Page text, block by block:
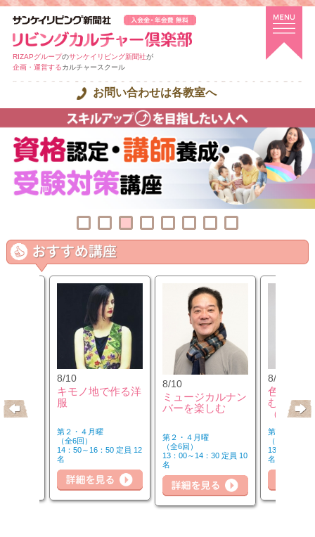
RIZAPグループのサンケイリビング新聞社が
企画・運営するカルチャースクール
お問い合わせは各教室へ
8/10
キモノ地で作る洋
服
第２・４月曜
（全6回）
14：50～16：50 定員 12
名
8/10
ミュージカルナン
バーを楽しむ
第２・４月曜
（全6回）
13：00～14：30 定員 10
名
8/12
色のチカ
むカラー
（第2水
第２水曜
（全3回）
13：00～14
名
詳細を見る